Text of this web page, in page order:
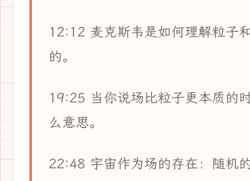
12:12 麦克斯韦是如何理解粒子
的。
19:25 当你说场比粒子更本质的
么意思。
22:48 宇宙作为场的存在：随机的